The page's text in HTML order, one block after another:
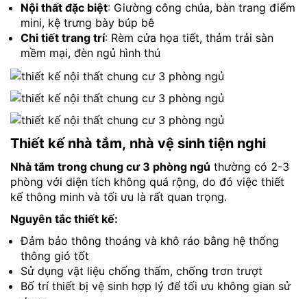
Nội thất đặc biệt: Giường công chúa, bàn trang điểm
mini, kệ trưng bày búp bê
Chi tiết trang trí: Rèm cửa họa tiết, thảm trải sàn
mềm mại, đèn ngủ hình thú
Thiết kế nhà tắm, nhà vệ sinh tiện nghi
Nhà tắm trong chung cư 3 phòng ngủ thường có 2-3
phòng với diện tích không quá rộng, do đó việc thiết
kế thông minh và tối ưu là rất quan trọng.
Nguyên tắc thiết kế:
Đảm bảo thông thoáng và khô ráo bằng hệ thống
thông gió tốt
Sử dụng vật liệu chống thấm, chống trơn trượt
Bố trí thiết bị vệ sinh hợp lý để tối ưu không gian sử